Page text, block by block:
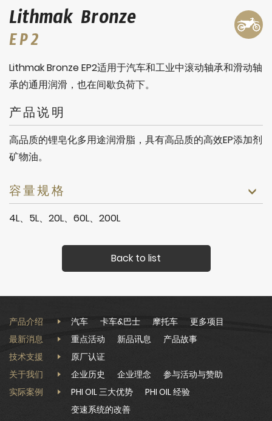
Lithmak Bronze
EP2
Lithmak Bronze EP2适用于汽车和工业中滚动轴承和滑动轴
承的通用润滑，也在间歇负荷下。
产品说明
高品质的锂皂化多用途润滑脂，具有高品质的高效EP添加剂
矿物油。
容量规格
4L、5L、20L、60L、200L
Back to list
产品介绍 汽车 卡车&巴士 摩托车
更多项目
最新消息
重点活动 新品讯息
产品故事
技术支援
原厂认证
关于我们
企业历史 企业理念
参与活动与赞助
实际案例
PHI OIL 三大优势
PHI OIL 经验
变速系统的改善